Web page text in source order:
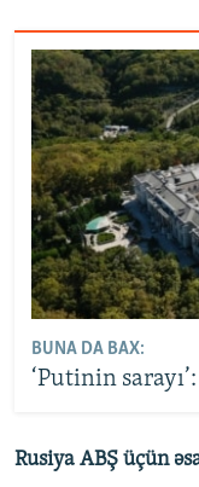
BUNA DA BAX:
‘Putinin
Rusiya ABŞ üçün